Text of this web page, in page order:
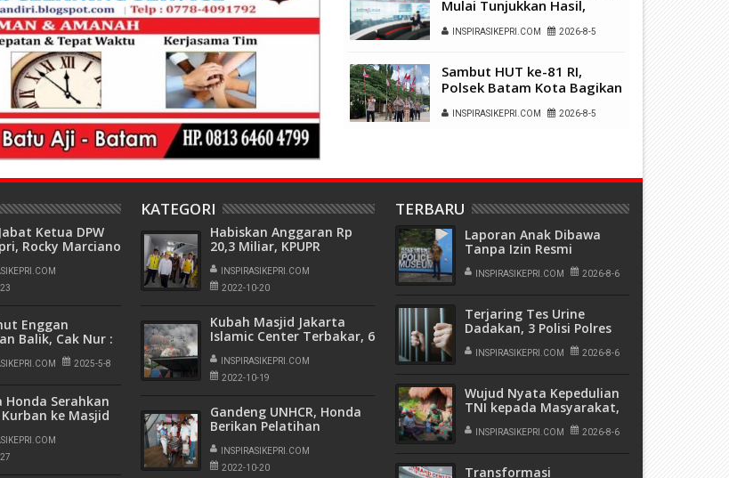
Mulai Tunjukkan Hasil,
Positif Perkuat
Nasional
INSPIRASIKEPRI.COM 2026-8-5
Sambut HUT ke-81 RI,
Polsek Batam Kota Bagikan
Ruli Kampung Belian Perpat
INSPIRASIKEPRI.COM 2026-8-5
Ketua DPW
Rocky Marciano
PKB Beri
Nyata Bagi
Enggan
Balik, Cak Nur :
Bersalah
Damai dan Cabut
2025-5-8
Honda Serahkan
ke Masjid
KATEGORI
Habiskan Anggaran Rp
20,3 Miliar, KPUPR
Resmikan Rusunawa
Asrama Mahasiswa
Terbaik di Indonesia
INSPIRASIKEPRI.COM
2022-10-20
Kubah Masjid Jakarta
Islamic Center Terbakar, 6
Damkar Diturunkan
INSPIRASIKEPRI.COM
2022-10-19
Gandeng UNHCR, Honda
Berikan Pelatihan
INSPIRASIKEPRI.COM
2022-10-20
TERBARU
Laporan Anak Dibawa
Tanpa Izin Resmi
Dihentikan Polsek Lubuk
Baja, Murni Sengketa Hak
INSPIRASIKEPRI.COM 2026-8-6
Terjaring Tes Urine
Dadakan, 3 Polisi Polres
Kepulauan Anambas
Positif Sabu
INSPIRASIKEPRI.COM 2026-8-6
Wujud Nyata Kepedulian
TNI kepada Masyarakat,
Satgas Yonif 136/Tuah
Sakti Gelar Pengobatan
Kalome
INSPIRASIKEPRI.COM 2026-8-6
Transformasi